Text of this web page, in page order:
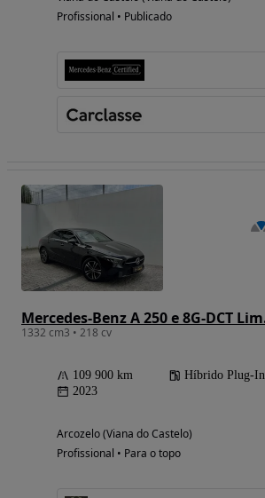
Profissional • Publicado
1332 cm3 • 218 cv
109 900 km Híbrido Plug-In
2023
Arcozelo (Viana do Castelo)
Profissional • Para o topo